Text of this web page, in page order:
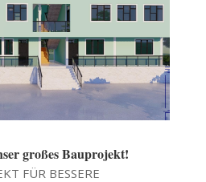
großes Bauprojekt!
FÜR BESSERE